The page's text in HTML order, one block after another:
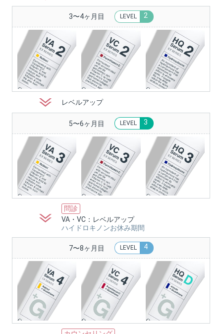
3〜4ヶ月目 LEVEL 2
レベルアップ
5〜6ヶ月目 LEVEL 3
問診
VA・VC：レベルアップ
ハイドロキノンお休み期間
7〜8ヶ月目 LEVEL 4